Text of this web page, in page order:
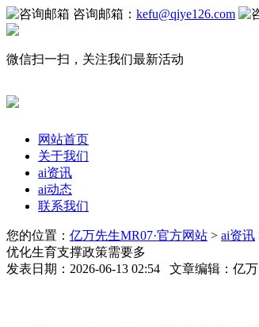
咨询邮箱： kefu@qiye126.com
微信扫一扫，关注我们最新活动
网站首页
关于我们
ai资讯
ai动态
联系我们
您的位置： 亿万先生MR07·官方网站 > ai资讯
优化生育支撑政策需要多
发表日期：2026-06-13 02:54 文章编辑：亿